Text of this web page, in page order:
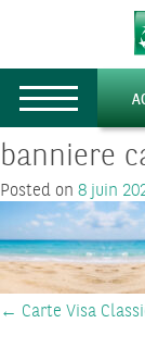
Toggle
banniere
Posted on 8 juin
Post
← Carte Visa